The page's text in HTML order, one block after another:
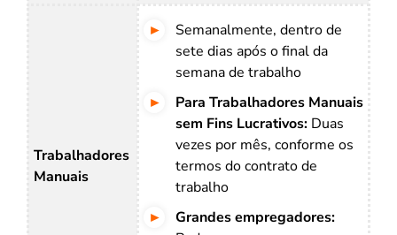
Trabalhadores
Manuais
Semanalmente, dentro de
sete dias após o final da
semana de trabalho
Para Trabalhadores Manuais
sem Fins Lucrativos: Duas
vezes por mês, conforme os
termos do contrato de
trabalho
Grandes empregadores: